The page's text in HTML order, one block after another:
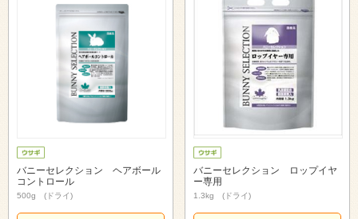
バニーセレクション ヘアボール
コントロール
500g (ドライ)
バニーセレクション ロップイヤ
ー専用
1.3kg (ドライ)